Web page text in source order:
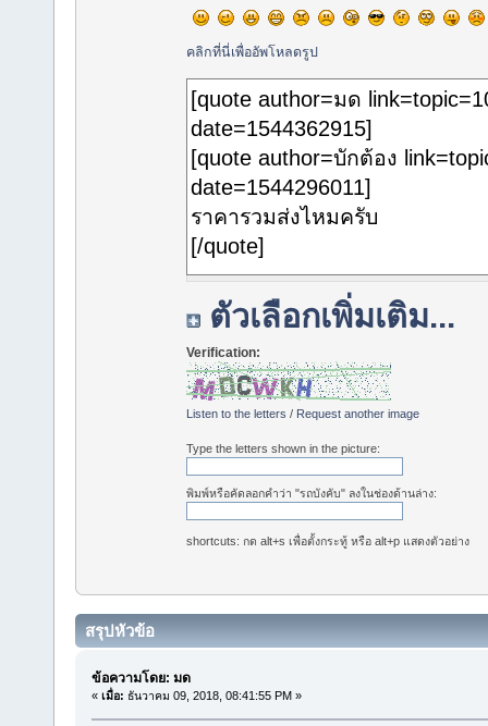
คลิกที่นี่เพื่ออัพโหลดรูป
ตัวเลือกเพิ่มเติม...
Verification:
Listen to the letters / Request another image
Type the letters shown in the picture:
พิมพ์หรือคัดลอกคำว่า "รถบังคับ" ลงในช่องด้านล่าง:
shortcuts: กด alt+s เพื่อตั้งกระทู้ หรือ alt+p แสดงตัวอย่าง
สรุปหัวข้อ
ข้อความโดย: มด
« เมื่อ: ธันวาคม 09, 2018, 08:41:55 PM »